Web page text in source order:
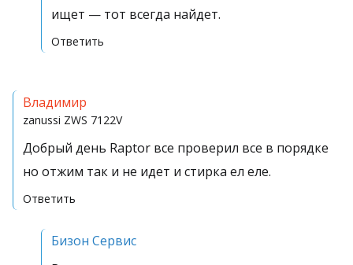
ищет — тот всегда найдет.
Ответить
Владимир
zanussi ZWS 7122V
Добрый день Raptor все проверил все в порядке
но отжим так и не идет и стирка ел еле.
Ответить
Бизон Сервис